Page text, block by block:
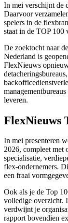
In mei verschijnt de
Daarvoor
spelers in de
staat in de TOP 100
De zoektocht naar
Nederland is
FlexNieuws
leveren.
FlexNieuws
In mei presenteren
2026, compleet met
specialisatie,
flex-ondernemers.
een fraai
Ook als je de Top
volledige overzicht.
verdwijnt je
rapport bovendien